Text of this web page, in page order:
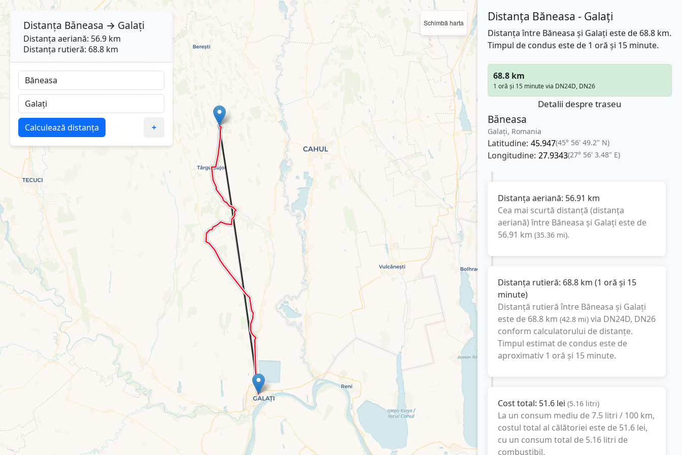
Schimbă harta Distanța Băneasa - Galați
Distanța între Băneasa și Galați este de 68.8 km.
Timpul de condus este de 1 oră și 15 minute.
68.8 km
1 oră și 15 minute via DN24D, DN26
Detalii despre traseu
Băneasa
Galați, Romania
Latitudine: 45.947(45° 56' 49.2" N)
Longitudine: 27.9343(27° 56' 3.48" E)
Distanța aeriană: 56.91 km
Cea mai scurtă distanță (distanța
aeriană) între Băneasa și Galați este de
56.91 km (35.36 mi).
Distanța rutieră: 68.8 km (1 oră și 15
minute)
Distanță rutieră între Băneasa și Galați
este de 68.8 km (42.8 mi) via DN24D, DN26
conform calculatorului de distanțe.
Timpul estimat de condus este de
aproximativ 1 oră și 15 minute.
Cost total: 51.6 lei (5.16 litri)
La un consum mediu de7.5 litri / 100 km,
costul total al călătoriei este de 51.6 lei,
cu un consum total de 5.16 litri de
combustibil.
Distanța Băneasa → Galați
Distanța aeriană: 56.9 km
Distanța rutieră: 68.8 km
Calculează distanța +